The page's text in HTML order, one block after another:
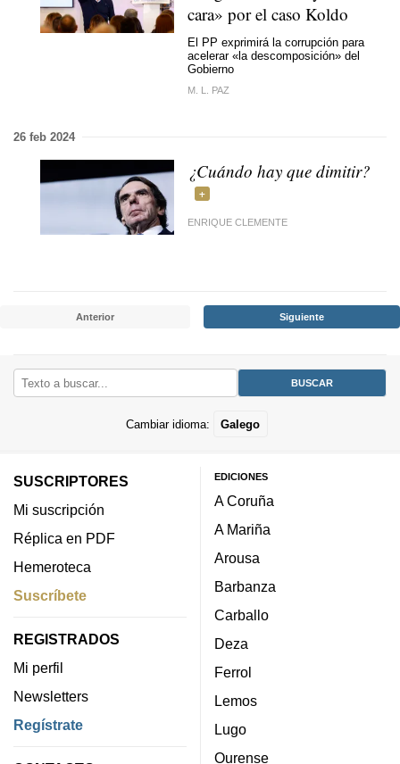
cara» por el caso Koldo
El PP exprimirá la corrupción para
acelerar «la descomposición» del
Gobierno
M. L. PAZ
26 feb 2024
¿Cuándo hay que dimitir?
ENRIQUE CLEMENTE
Anterior Siguiente
Cambiar idioma: Galego
SUSCRIPTORES
Mi suscripción
Réplica en PDF
Hemeroteca
Suscríbete
REGISTRADOS
Mi perfil
Newsletters
Regístrate
EDICIONES
A Coruña
A Mariña
Arousa
Barbanza
Carballo
Deza
Ferrol
Lemos
Lugo
Ourense